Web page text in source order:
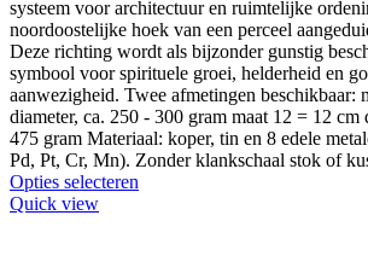
systeem voor architectuur en ruimtelijke
noordoostelijke hoek van een perceel
Deze richting wordt als bijzonder gunstig
symbool voor spirituele groei, helderheid en
aanwezigheid. Twee afmetingen beschikbaar:
diameter, ca. 250 - 300 gram maat 12 = 12 cm
475 gram Materiaal: koper, tin en 8 edele
Pd, Pt, Cr, Mn). Zonder klankschaal stok of
Opties selecteren
Quick view